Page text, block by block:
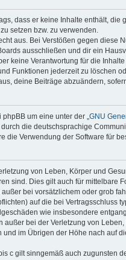
dass er keine Inhalte enthält,
setzen bzw. zu verwenden.
aus. Bei Verstößen gegen
ausschließen und dir ein
keine Verantwortung für die
Funktionen jederzeit zu löschen
deine Beiträge abzuändern,
um eine unter der „ GNU
die deutschsprachige
die Verwendung der Software für
von Leben, Körper und
sind. Dies gilt auch für mittelbare
bei vorsätzlichem oder grob
auf die bei Vertragsschluss
wie insbesondere
außer bei der Verletzung von
im Übrigen der Höhe nach auf
c gilt sinngemäß auch zugunsten